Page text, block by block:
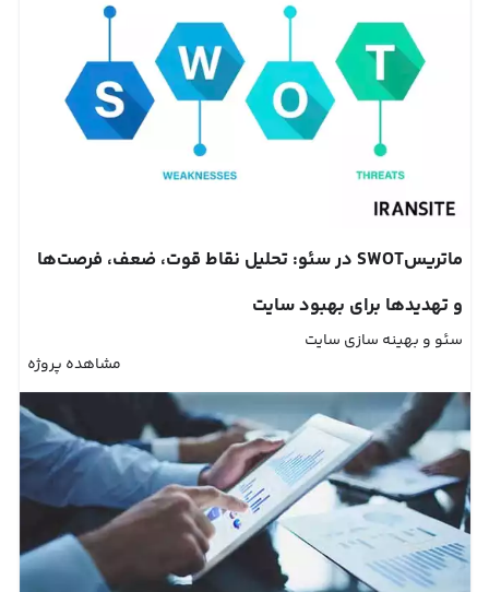
ماتریسSWOT در سئو: تحلیل نقاط قوت، ضعف، فرصت‌ها
و تهدیدها برای بهبود سایت
سئو و بهینه سازی سایت
مشاهده پروژه